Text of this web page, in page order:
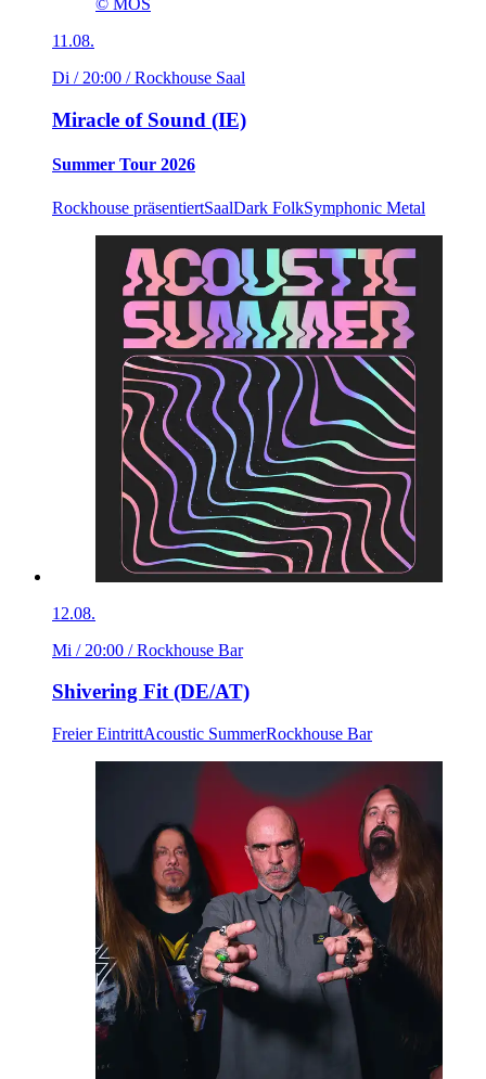
© MOS
11.08.
Di / 20:00 / Rockhouse Saal
Miracle of Sound (IE)
Summer Tour 2026
Rockhouse präsentiertSaalDark FolkSymphonic Metal
12.08.
Mi / 20:00 / Rockhouse Bar
Shivering Fit (DE/AT)
Freier EintrittAcoustic SummerRockhouse Bar